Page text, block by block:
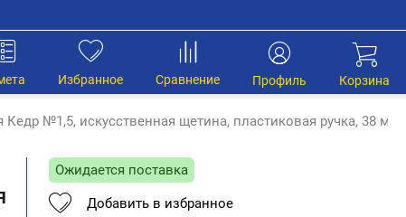
Корзина
Профиль
Сравнение
Избранное
Кедр №1,5, искусственная щетина, пластиковая ручка, 38 мм
Ожидается поставка
Добавить в избранное